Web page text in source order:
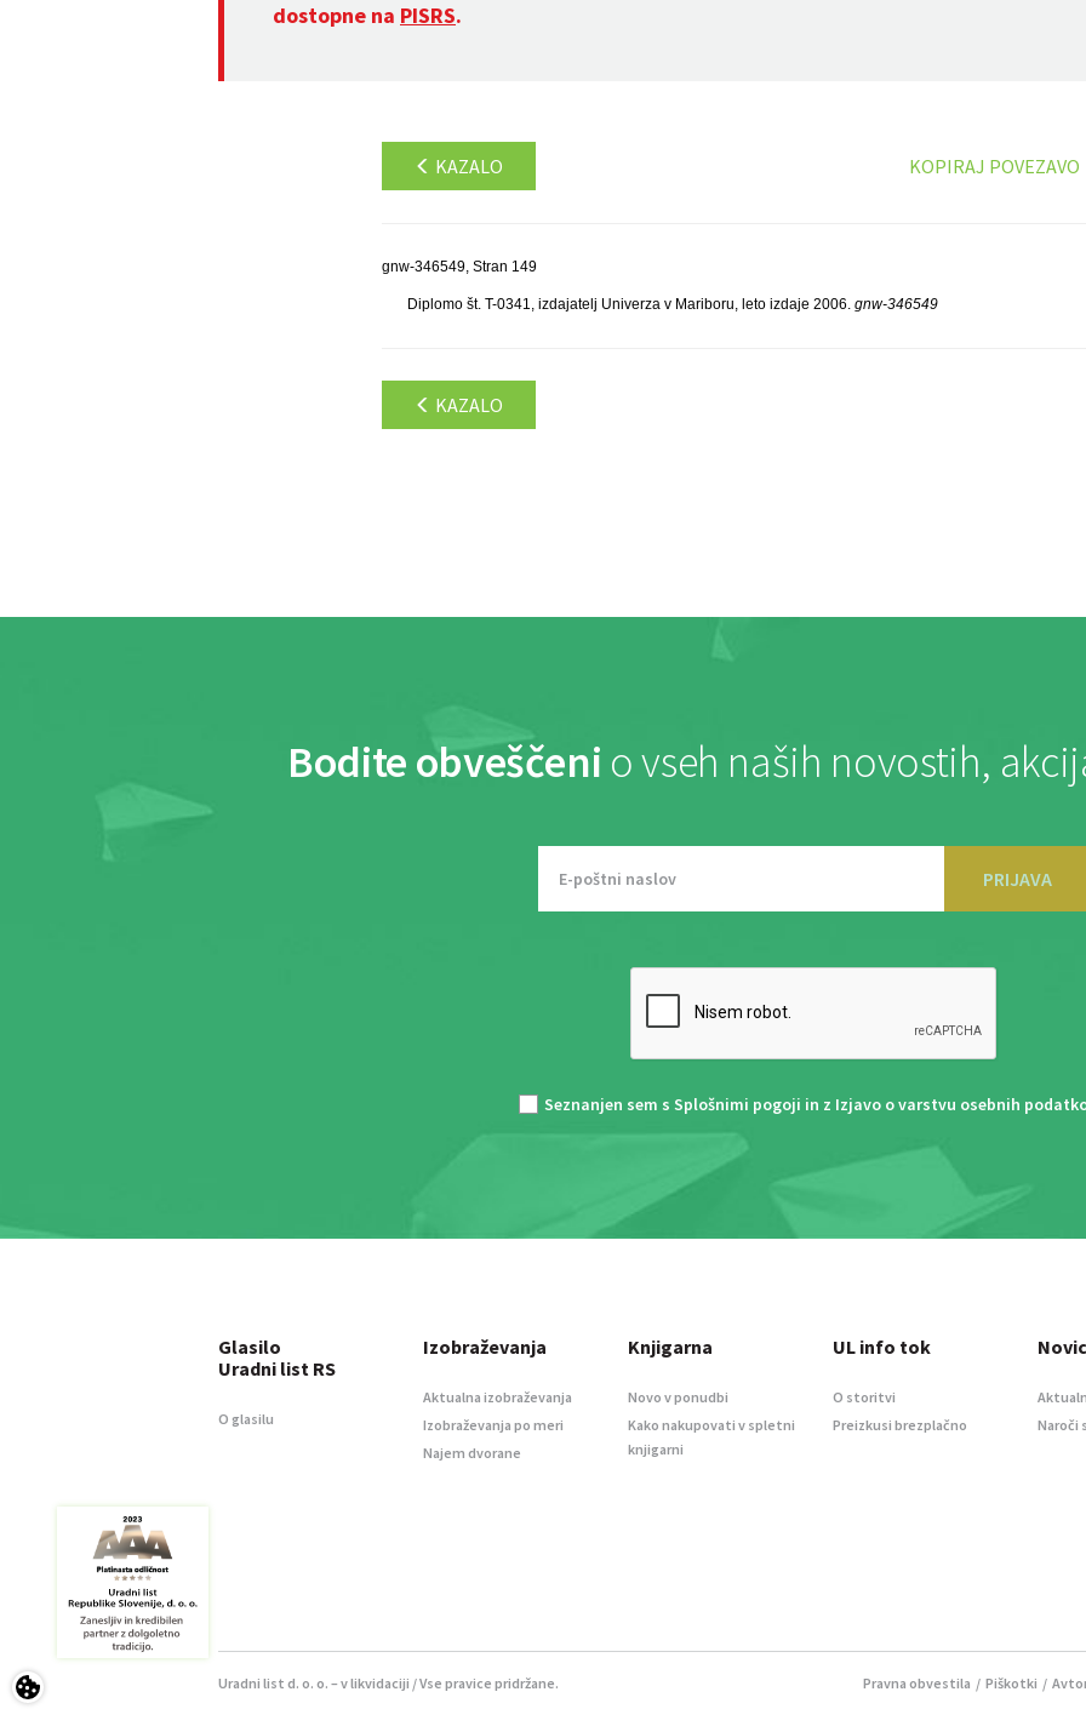
dostopne na PISRS.
KAZALO KOPIRAJ POVEZAVO
gnw-346549, Stran 149
Diplomo št. T-0341, izdajatelj Univerza v Mariboru, leto izdaje 2006.gnw-346549
KAZALO
Bodite obveščeni o vseh naših novostih,
PRIJAVA
Seznanjen sem s Splošnimi pogoji in z Izjavo o varstvu osebnih
Glasilo
Uradni list RS
O glasilu
Izobraževanja
Aktualna izobraževanja
Izobraževanja po meri
Najem dvorane
Knjigarna
Novo v ponudbi
Kako nakupovati v spletni
knjigarni
UL info tok
O storitvi
Preizkusi brezplačno
Naroči
Uradni list d. o. o. – v likvidaciji / Vse pravice pridržane. Pravna obvestila / Piškotki /